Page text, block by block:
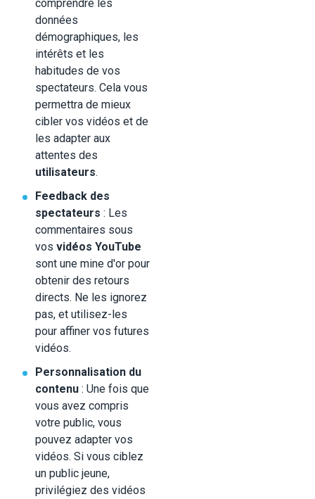
comprendre les
données
démographiques, les
intérêts et les
habitudes de vos
spectateurs. Cela vous
permettra de mieux
cibler vos vidéos et de
les adapter aux
attentes des
utilisateurs.
Feedback des
spectateurs : Les
commentaires sous
vos vidéos YouTube
sont une mine d'or pour
obtenir des retours
directs. Ne les ignorez
pas, et utilisez-les
pour affiner vos futures
vidéos.
Personnalisation du
contenu : Une fois que
vous avez compris
votre public, vous
pouvez adapter vos
vidéos. Si vous ciblez
un public jeune,
privilégiez des vidéos